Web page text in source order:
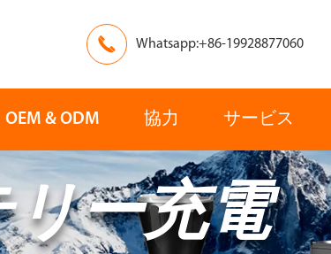
 Whatsapp:+86-19928877060
OEM & ODM 協力 サービス
ー充電